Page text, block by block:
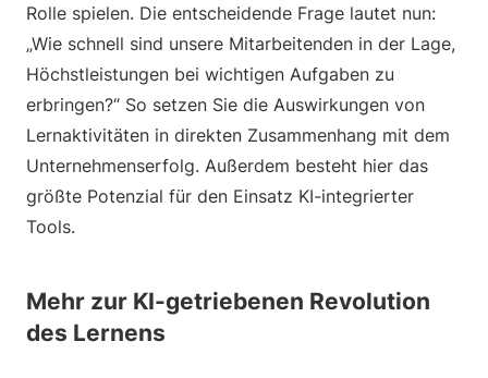
Rolle spielen. Die entscheidende Frage lautet nun:
„Wie schnell sind unsere Mitarbeitenden in der Lage,
Höchstleistungen bei wichtigen Aufgaben zu
erbringen?“ So setzen Sie die Auswirkungen von
Lernaktivitäten in direkten Zusammenhang mit dem
Unternehmenserfolg. Außerdem besteht hier das
größte Potenzial für den Einsatz KI-integrierter
Tools.
Mehr zur KI-getriebenen Revolution
des Lernens